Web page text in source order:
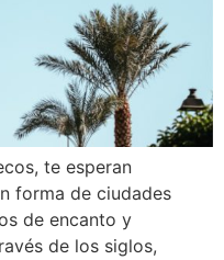
te esperan
forma de ciudades
de encanto y
de los siglos,